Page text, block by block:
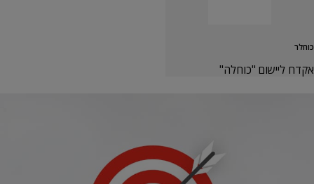
כוחלר
אקדח ליישום "כוחלה"